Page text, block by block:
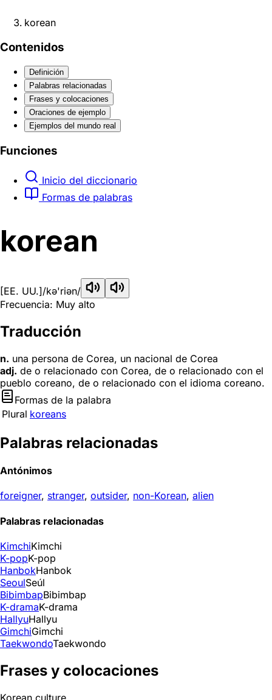
korean
Contenidos
Definición
Palabras relacionadas
Frases y colocaciones
Oraciones de ejemplo
Ejemplos del mundo real
Funciones
Inicio del diccionario
Formas de palabras
korean
[EE. UU.]/kə'riən/
Frecuencia: Muy alto
Traducción
n. una persona de Corea, un nacional de Corea
adj. de o relacionado con Corea, de o relacionado con el
pueblo coreano, de o relacionado con el idioma coreano.
Formas de la palabra
Plural koreans
Palabras relacionadas
Antónimos
foreigner, stranger, outsider, non-Korean, alien
Palabras relacionadas
KimchiKimchi
K-popK-pop
HanbokHanbok
SeoulSeúl
BibimbapBibimbap
K-dramaK-drama
HallyuHallyu
GimchiGimchi
TaekwondoTaekwondo
Frases y colocaciones
Korean culture